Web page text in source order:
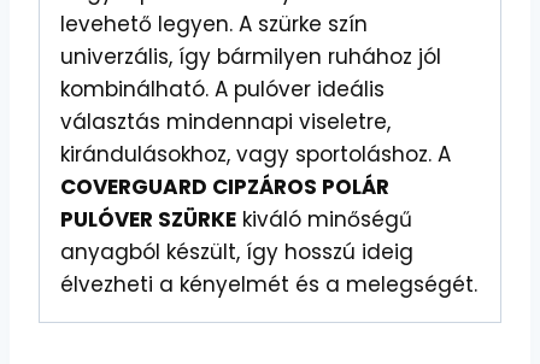
levehető legyen. A szürke szín
univerzális, így bármilyen ruhához jól
kombinálható. A pulóver ideális
választás mindennapi viseletre,
kirándulásokhoz, vagy sportoláshoz. A
COVERGUARD CIPZÁROS POLÁR
PULÓVER SZÜRKE kiváló minőségű
anyagból készült, így hosszú ideig
élvezheti a kényelmét és a melegségét.